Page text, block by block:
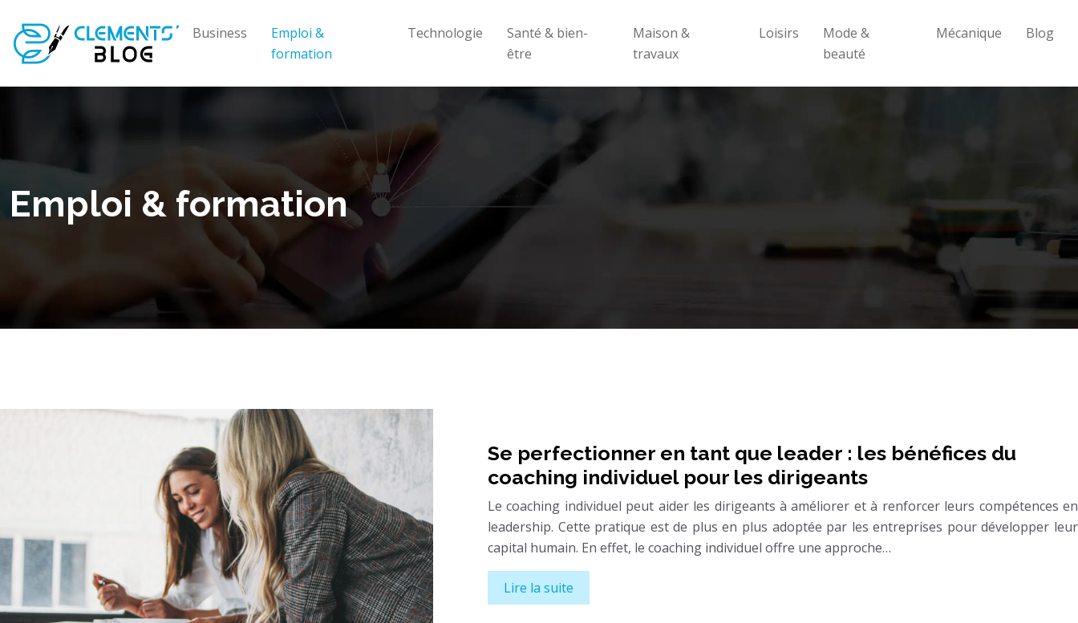
Business
Emploi &
formation
Technologie
Santé & bien-
être
Maison &
travaux
Loisirs
Mode &
beauté
Mécanique Blog
Emploi & formation
Se perfectionner en tant que leader : les bénéfices du
coaching individuel pour les dirigeants
Le coaching individuel peut aider les dirigeants à améliorer et à renforcer leurs compétences en
leadership. Cette pratique est de plus en plus adoptée par les entreprises pour développer leur
capital humain. En effet, le coaching individuel offre une approche…
Lire la suite